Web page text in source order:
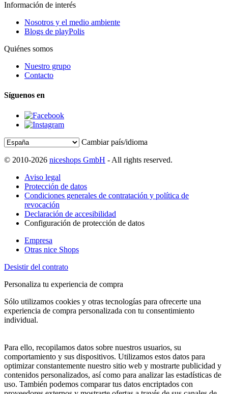
Información de interés
Nosotros y el medio ambiente
Blogs de playPolis
Quiénes somos
Nuestro grupo
Contacto
Síguenos en
Cambiar país/idioma
© 2010-2026 niceshops GmbH - All rights reserved.
Aviso legal
Protección de datos
Condiciones generales de contratación y política de
revocación
Declaración de accesibilidad
Configuración de protección de datos
Empresa
Otras nice Shops
Desistir del contrato
Personaliza tu experiencia de compra
Sólo utilizamos cookies y otras tecnologías para ofrecerte una
experiencia de compra personalizada con tu consentimiento
individual.
Para ello, recopilamos datos sobre nuestros usuarios, su
comportamiento y sus dispositivos. Utilizamos estos datos para
optimizar constantemente nuestro sitio web y mostrarte publicidad y
contenidos personalizados, así como para analizar las estadísticas de
uso. También podemos comparar tus datos encriptados con